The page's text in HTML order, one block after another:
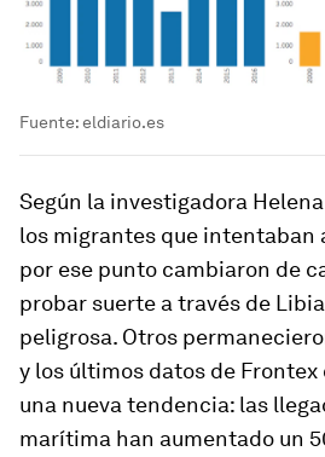
Fuente: eldiario.es
Según la investigadora
los migrantes que intentaban
por ese punto cambiaron de
probar suerte a través de
peligrosa. Otros
y los últimos datos de
una nueva tendencia: las
marítima han aumentado un